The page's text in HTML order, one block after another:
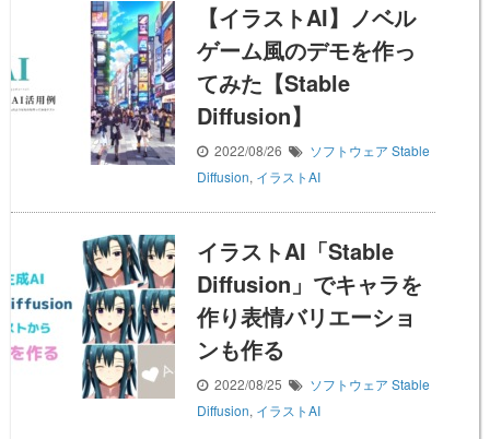
【イラストAI】ノベル
ゲーム風のデモを作っ
てみた【Stable
Diffusion】
2022/08/26 ソフトウェア Stable
Diffusion, イラストAI
イラストAI「Stable
Diffusion」でキャラを
作り表情バリエーショ
ンも作る
2022/08/25 ソフトウェア Stable
Diffusion, イラストAI